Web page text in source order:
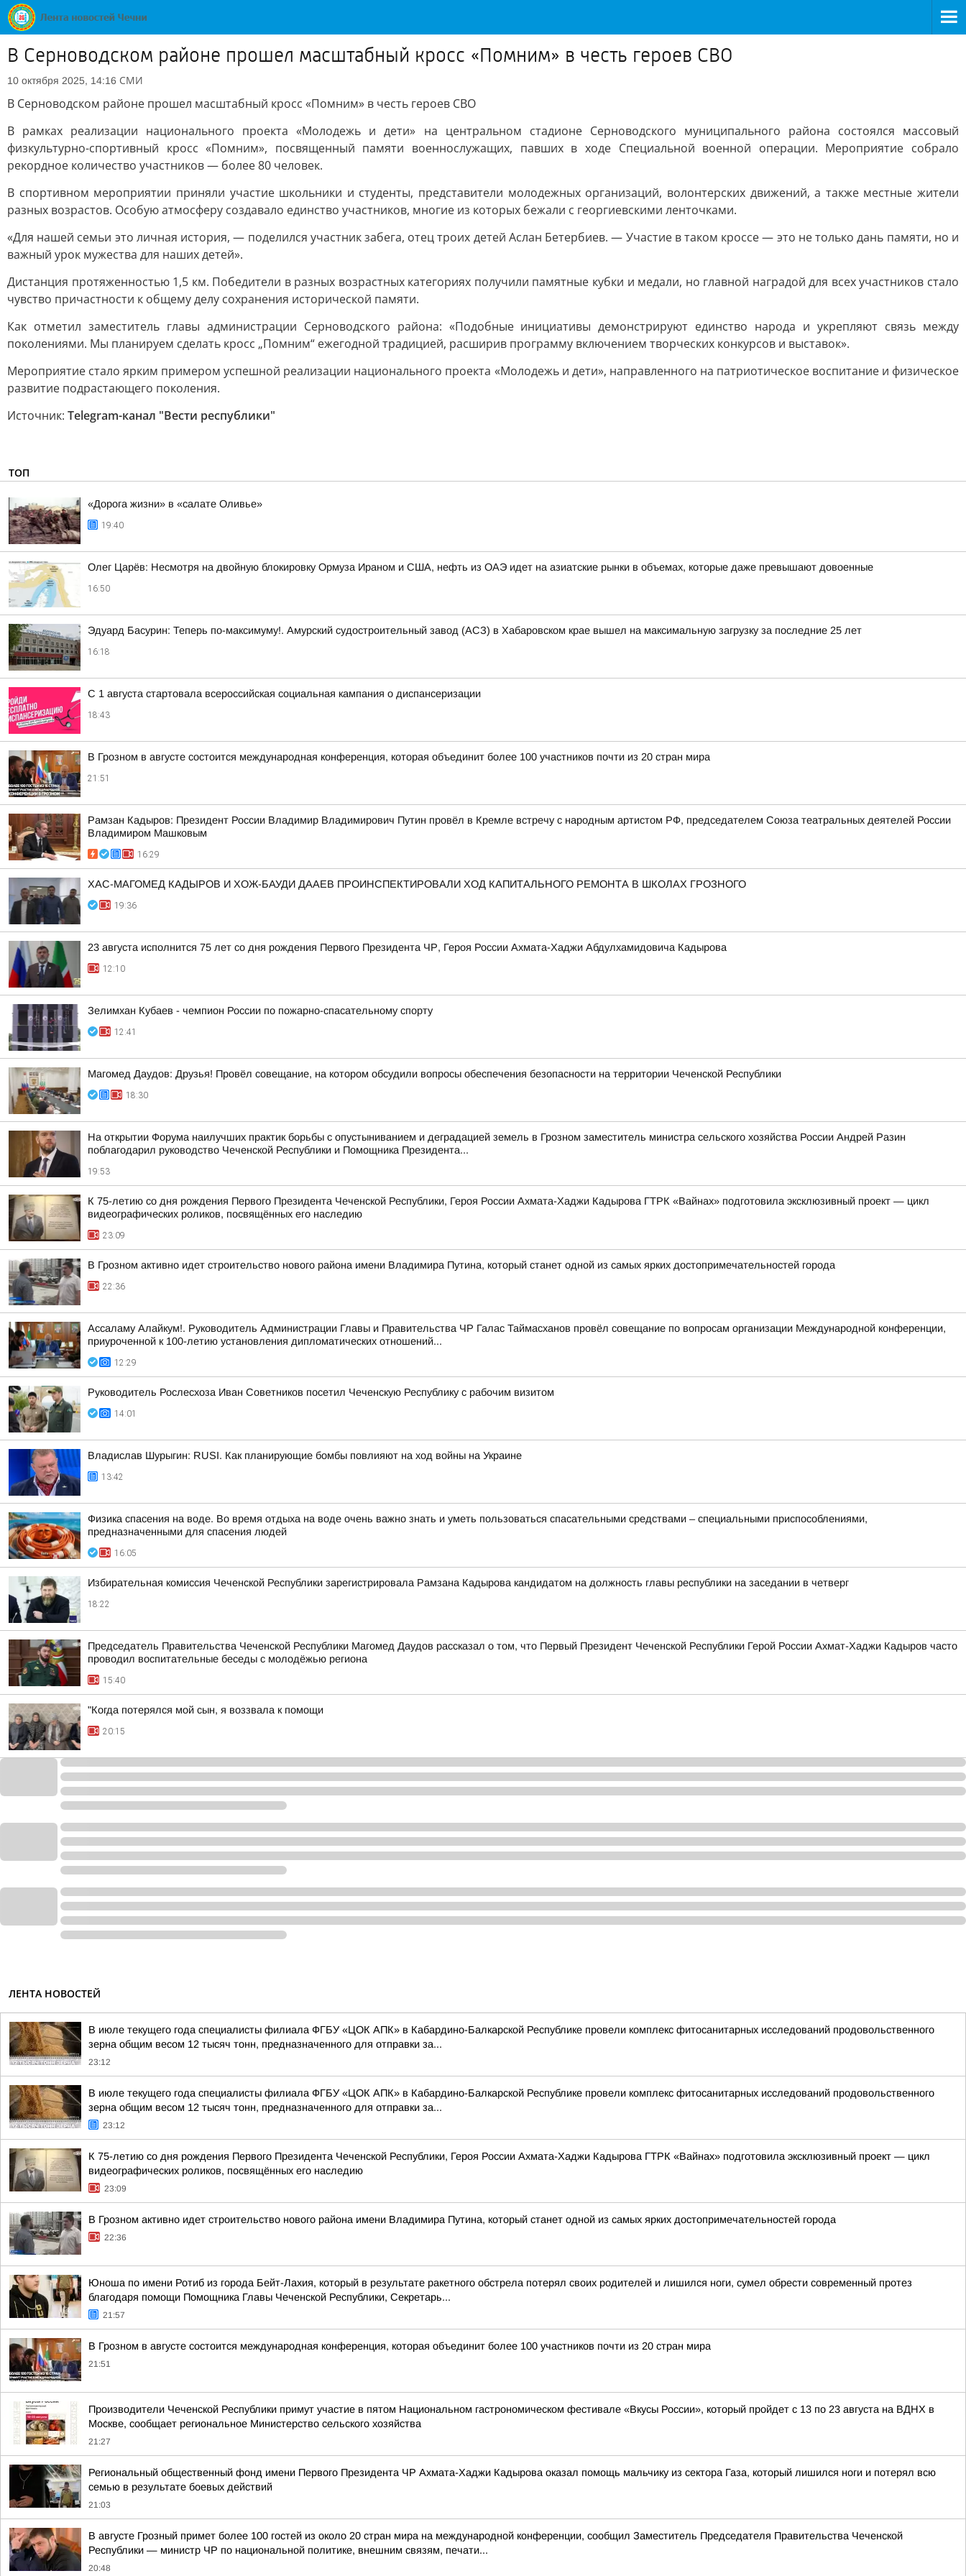
В Серноводском районе прошел масштабный кросс «Помним» в честь героев СВО
10 октября 2025, 14:16 СМИ
В Серноводском районе прошел масштабный кросс «Помним» в честь героев СВО
В рамках реализации национального проекта «Молодежь и дети» на центральном стадионе Серноводского муниципального района состоялся массовый
физкультурно-спортивный кросс «Помним», посвященный памяти военнослужащих, павших в ходе Специальной военной операции. Мероприятие собрало
рекордное количество участников — более 80 человек.
В спортивном мероприятии приняли участие школьники и студенты, представители молодежных организаций, волонтерских движений, а также местные жители
разных возрастов. Особую атмосферу создавало единство участников, многие из которых бежали с георгиевскими ленточками.
«Для нашей семьи это личная история, — поделился участник забега, отец троих детей Аслан Бетербиев. — Участие в таком кроссе — это не только дань памяти, но и
важный урок мужества для наших детей».
Дистанция протяженностью 1,5 км. Победители в разных возрастных категориях получили памятные кубки и медали, но главной наградой для всех участников стало
чувство причастности к общему делу сохранения исторической памяти.
Как отметил заместитель главы администрации Серноводского района: «Подобные инициативы демонстрируют единство народа и укрепляют связь между
поколениями. Мы планируем сделать кросс „Помним“ ежегодной традицией, расширив программу включением творческих конкурсов и выставок».
Мероприятие стало ярким примером успешной реализации национального проекта «Молодежь и дети», направленного на патриотическое воспитание и физическое
развитие подрастающего поколения.
Источник: Telegram-канал "Вести республики"
ТОП
«Дорога жизни» в «салате Оливье»
19:40
Олег Царёв: Несмотря на двойную блокировку Ормуза Ираном и США, нефть из ОАЭ идет на азиатские рынки в объемах, которые даже превышают довоенные
16:50
Эдуард Басурин: Теперь по-максимуму!. Амурский судостроительный завод (АСЗ) в Хабаровском крае вышел на максимальную загрузку за последние 25 лет
16:18
С 1 августа стартовала всероссийская социальная кампания о диспансеризации
18:43
В Грозном в августе состоится международная конференция, которая объединит более 100 участников почти из 20 стран мира
21:51
Рамзан Кадыров: Президент России Владимир Владимирович Путин провёл в Кремле встречу с народным артистом РФ, председателем Союза театральных деятелей России
Владимиром Машковым
16:29
ХАС-МАГОМЕД КАДЫРОВ И ХОЖ-БАУДИ ДААЕВ ПРОИНСПЕКТИРОВАЛИ ХОД КАПИТАЛЬНОГО РЕМОНТА В ШКОЛАХ ГРОЗНОГО
19:36
23 августа исполнится 75 лет со дня рождения Первого Президента ЧР, Героя России Ахмата-Хаджи Абдулхамидовича Кадырова
12:10
Зелимхан Кубаев - чемпион России по пожарно-спасательному спорту
12:41
Магомед Даудов: Друзья! Провёл совещание, на котором обсудили вопросы обеспечения безопасности на территории Чеченской Республики
18:30
На открытии Форума наилучших практик борьбы с опустыниванием и деградацией земель в Грозном заместитель министра сельского хозяйства России Андрей Разин
поблагодарил руководство Чеченской Республики и Помощника Президента...
19:53
К 75-летию со дня рождения Первого Президента Чеченской Республики, Героя России Ахмата-Хаджи Кадырова ГТРК «Вайнах» подготовила эксклюзивный проект — цикл
видеографических роликов, посвящённых его наследию
23:09
В Грозном активно идет строительство нового района имени Владимира Путина, который станет одной из самых ярких достопримечательностей города
22:36
Ассаламу Алайкум!. Руководитель Администрации Главы и Правительства ЧР Галас Таймасханов провёл совещание по вопросам организации Международной конференции,
приуроченной к 100-летию установления дипломатических отношений...
12:29
Руководитель Рослесхоза Иван Советников посетил Чеченскую Республику с рабочим визитом
14:01
Владислав Шурыгин: RUSI. Как планирующие бомбы повлияют на ход войны на Украине
13:42
Физика спасения на воде. Во время отдыха на воде очень важно знать и уметь пользоваться спасательными средствами – специальными приспособлениями,
предназначенными для спасения людей
16:05
Избирательная комиссия Чеченской Республики зарегистрировала Рамзана Кадырова кандидатом на должность главы республики на заседании в четверг
18:22
Председатель Правительства Чеченской Республики Магомед Даудов рассказал о том, что Первый Президент Чеченской Республики Герой России Ахмат-Хаджи Кадыров часто
проводил воспитательные беседы с молодёжью региона
15:40
"Когда потерялся мой сын, я воззвала к помощи
20:15
ЛЕНТА НОВОСТЕЙ
В июле текущего года специалисты филиала ФГБУ «ЦОК АПК» в Кабардино-Балкарской Республике провели комплекс фитосанитарных исследований продовольственного
зерна общим весом 12 тысяч тонн, предназначенного для отправки за...
23:12
В июле текущего года специалисты филиала ФГБУ «ЦОК АПК» в Кабардино-Балкарской Республике провели комплекс фитосанитарных исследований продовольственного
зерна общим весом 12 тысяч тонн, предназначенного для отправки за...
23:12
К 75-летию со дня рождения Первого Президента Чеченской Республики, Героя России Ахмата-Хаджи Кадырова ГТРК «Вайнах» подготовила эксклюзивный проект — цикл
видеографических роликов, посвящённых его наследию
23:09
В Грозном активно идет строительство нового района имени Владимира Путина, который станет одной из самых ярких достопримечательностей города
22:36
Юноша по имени Ротиб из города Бейт-Лахия, который в результате ракетного обстрела потерял своих родителей и лишился ноги, сумел обрести современный протез
благодаря помощи Помощника Главы Чеченской Республики, Секретарь...
21:57
В Грозном в августе состоится международная конференция, которая объединит более 100 участников почти из 20 стран мира
21:51
Производители Чеченской Республики примут участие в пятом Национальном гастрономическом фестивале «Вкусы России», который пройдет с 13 по 23 августа на ВДНХ в
Москве, сообщает региональное Министерство сельского хозяйства
21:27
Региональный общественный фонд имени Первого Президента ЧР Ахмата-Хаджи Кадырова оказал помощь мальчику из сектора Газа, который лишился ноги и потерял всю
семью в результате боевых действий
21:03
В августе Грозный примет более 100 гостей из около 20 стран мира на международной конференции, сообщил Заместитель Председателя Правительства Чеченской
Республики — министр ЧР по национальной политике, внешним связям, печати...
20:48